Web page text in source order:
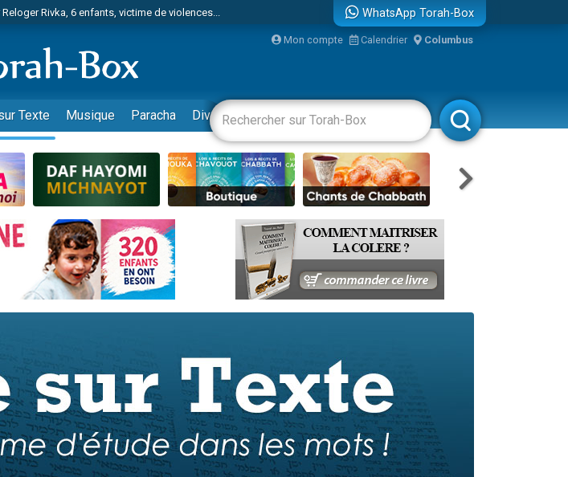
Rivka, 6 enfants, victime de violences...
Zoom
Diane, 80 ans, dans un appartement insalubre
jours de vacances aux Orphelins
Zoom
WhatsApp Torah-Box
Mon compte Calendrier Columbus
Texte Musique Paracha Divertissements Livres Rabbanim